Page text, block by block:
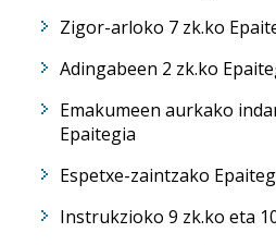
Zigor-arloko 7 zk.ko
Adingabeen 2 zk.ko
Emakumeen aurkako
Epaitegia
Espetxe-zaintzako
Instrukzioko 9 zk.ko eta